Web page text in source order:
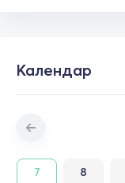
Календар
7 8